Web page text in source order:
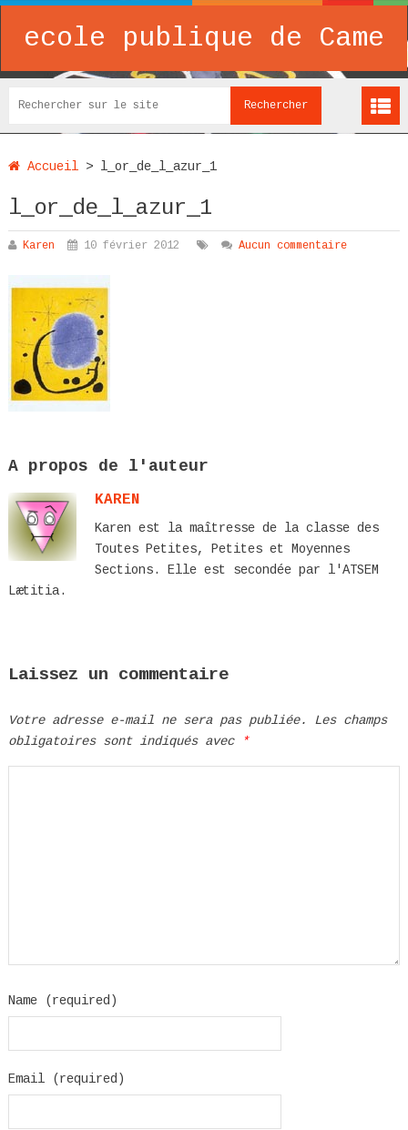
ecole publique de Came
Accueil> l_or_de_l_azur_1
l_or_de_l_azur_1
Karen 10 février 2012 Aucun commentaire
A propos de l'auteur
KAREN
Karen est la maîtresse de la classe des
Toutes Petites, Petites et Moyennes
Sections. Elle est secondée par l'ATSEM
Lætitia.
Laissez un commentaire
Votre adresse e-mail ne sera pas publiée.
Les champs
obligatoires sont indiqués avec
*
Name (required)
Email (required)